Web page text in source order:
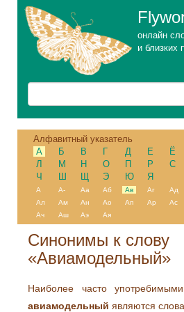
онлайн
и близких
Алфавитный указатель
А
Б В Г Д Е Ё
Л
М Н О П Р С
Ч
Ш Щ Э Ю Я
А А- Аа Аб Ав Аг Ад
Ал
Ам Ан Ао Ап Ар Ас
Ач
Аш Аэ Ая
Синонимы к слову
«Авиамодельный»
Наиболее часто
авиамодельный являются